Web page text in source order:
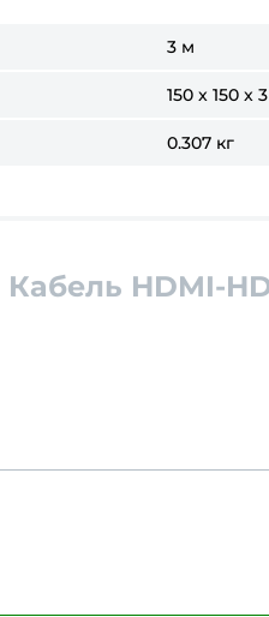
3 м
150 x 150 x
0.307 кг
Кабель HDMI-